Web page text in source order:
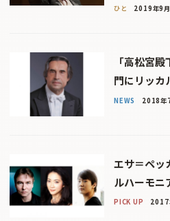
ひと 2019年9
「高松宮
門にリッカ
NEWS 2018年
エサ＝ペッ
ルハーモニ
PICK UP 2017